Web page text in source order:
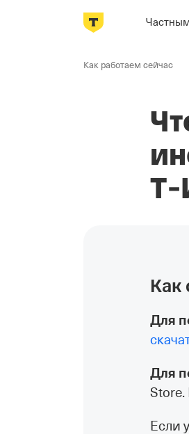
Как работаем сейчас
Как
Для
Для
Store.
Если